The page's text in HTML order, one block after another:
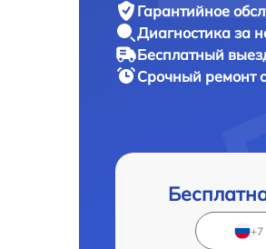
Гарантийное
Диагностика за
Бесплатный
Срочный ремонт